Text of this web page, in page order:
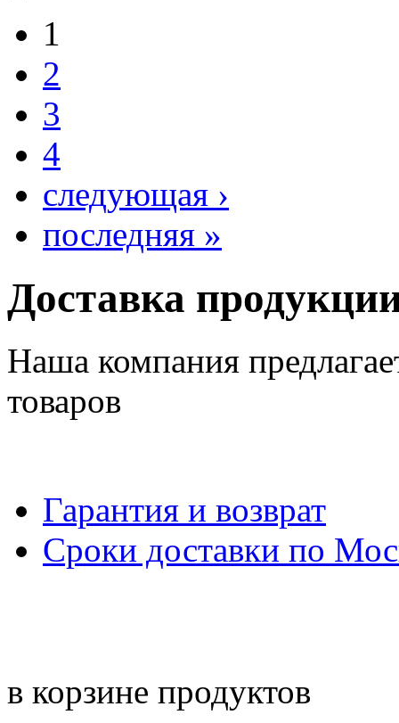
1
2
3
4
следующая ›
последняя »
Доставка
Наша компания
товаров
Гарантия и возврат
Сроки доставки по
в корзине продуктов